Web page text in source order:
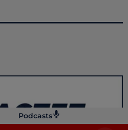
Podcasts